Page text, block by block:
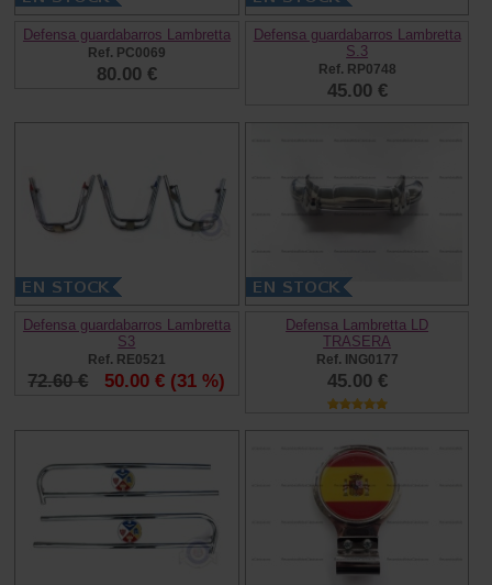
Defensa guardabarros Lambretta
Ref. PC0069
80.00 €
Defensa guardabarros Lambretta
S.3
Ref. RP0748
45.00 €
Defensa guardabarros Lambretta
S3
Ref. RE0521
72.60 € 50.00 € (31 %)
Defensa Lambretta LD
TRASERA
Ref. ING0177
45.00 €